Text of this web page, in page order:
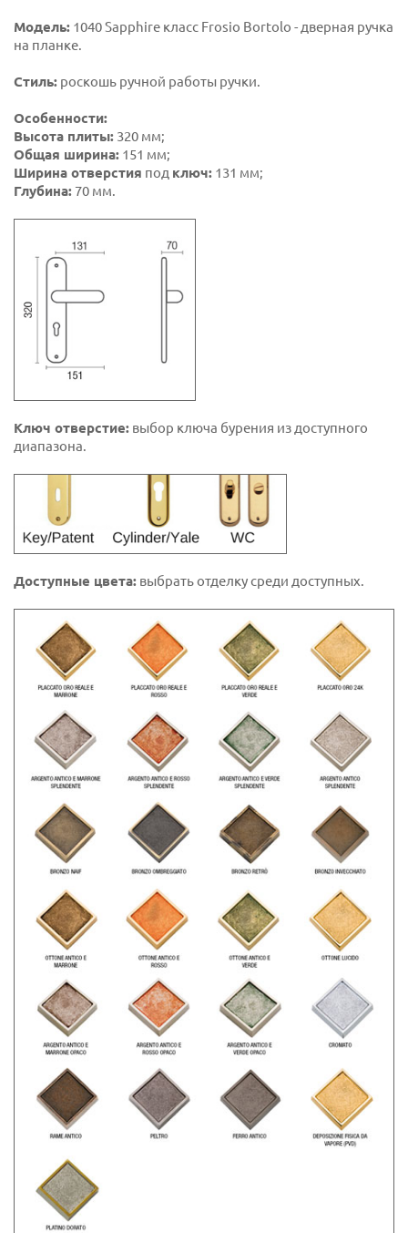
Модель: 1040 Sapphire класс Frosio Bortolo - дверная ручка
на планке.
Стиль: роскошь ручной работы ручки.
Особенности:
Высота плиты: 320 мм;
Общая ширина: 151 мм;
Ширина отверстия под ключ: 131 мм;
Глубина: 70 мм.
Ключ отверстие: выбор ключа бурения из доступного
диапазона.
Доступные цвета: выбрать отделку среди доступных.